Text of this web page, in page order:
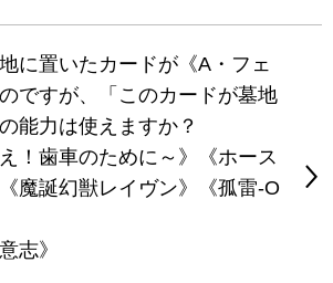
に置いたカードが《A・フェ
ですが、「このカードが墓地
能力は使えますか？
！歯車のために～》《ホース
魔誕幻獣レイヴン》《孤雷-O
志》